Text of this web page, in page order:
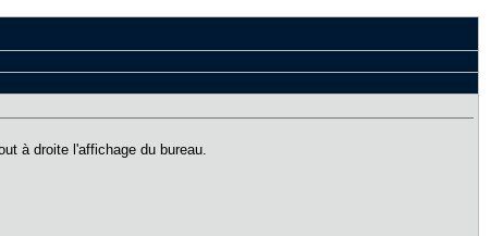
à droite l'affichage du bureau.